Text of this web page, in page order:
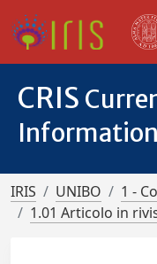
CRIS
IRIS UNIBO
1 -
1.01 Articolo in